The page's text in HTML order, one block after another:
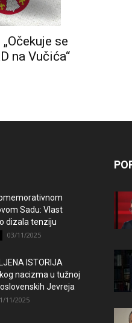
se
na Vučića“
Sadu: Vlast
dizala tenziju
03/11/2025
ISTORIJA
nacizma u tužnoj
Jevreja
11/2025